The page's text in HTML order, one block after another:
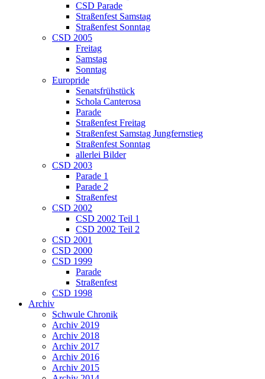
CSD Parade
Straßenfest Samstag
Straßenfest Sonntag
CSD 2005
Freitag
Samstag
Sonntag
Europride
Senatsfrühstück
Schola Canterosa
Parade
Straßenfest Freitag
Straßenfest Samstag Jungfernstieg
Straßenfest Sonntag
allerlei Bilder
CSD 2003
Parade 1
Parade 2
Straßenfest
CSD 2002
CSD 2002 Teil 1
CSD 2002 Teil 2
CSD 2001
CSD 2000
CSD 1999
Parade
Straßenfest
CSD 1998
Archiv
Schwule Chronik
Archiv 2019
Archiv 2018
Archiv 2017
Archiv 2016
Archiv 2015